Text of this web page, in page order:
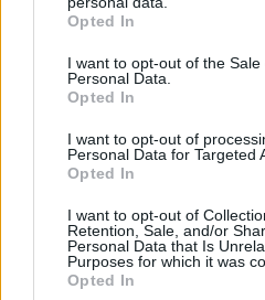
grant or deny consent to
use your data for below
consent section.
Opted In
I want to opt-out of the Sale
Personal Data.
Opted In
I want to opt-out of
Personal Data for Targeted
Opted In
I want to opt-out of
Retention, Sale, and/or
Personal Data that Is
Purposes for which it was
Opted In
γιος της δεν πιστεύει στον
Τα φρούτα που επιλέγουν 4
λίπος στην κοιλιά
πριν 21 λεπτά
της και τα beach look της
πριν 22 λεπτά
Πώς η διατροφή της νέας
πριν 23 λεπτά